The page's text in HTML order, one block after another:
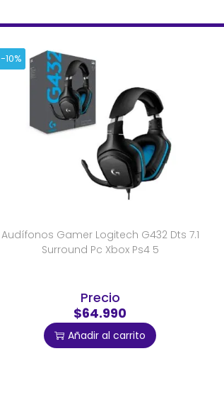
-10%
Audífonos Gamer Logitech G432 Dts 7.1
Surround Pc Xbox Ps4 5
Precio
$64.990
Añadir al carrito